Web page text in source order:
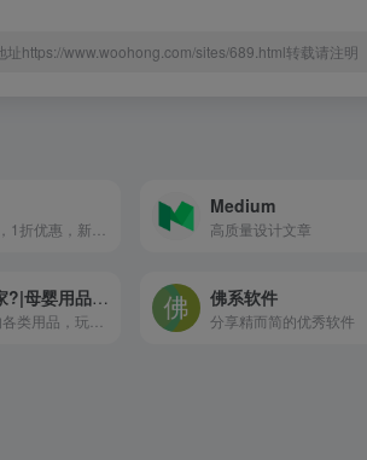
址https://www.woohong.com/sites/689.html转载请注明
Medium
高质量设计文章
?京淘之家?|母婴用品??‍?
分享婴儿的各类用品，玩具，尿不湿，奶粉。。。。。。
佛系软件
分享精而简的优秀软件